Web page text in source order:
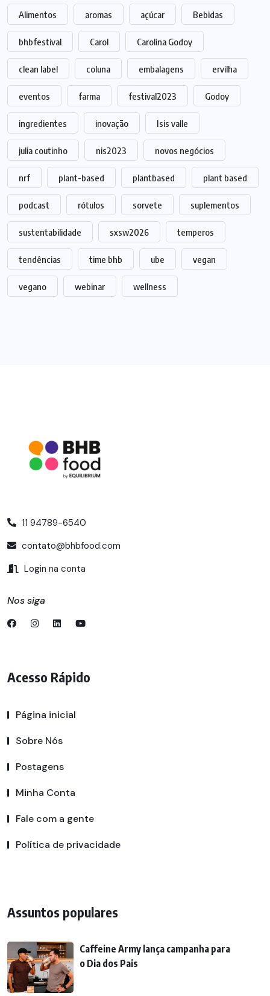
Alimentos aromas açúcar Bebidas
bhbfestival Carol Carolina Godoy
clean label coluna embalagens ervilha
eventos farma festival2023 Godoy
ingredientes inovação Isis valle
julia coutinho nis2023 novos negócios
nrf plant-based plantbased plant based
podcast rótulos sorvete suplementos
sustentabilidade sxsw2026 temperos
tendências time bhb ube vegan
vegano webinar wellness
11 94789-6540
contato@bhbfood.com
Login na conta
Nos siga
Acesso Rápido
Página inicial
Sobre Nós
Postagens
Minha Conta
Fale com a gente
Política de privacidade
Assuntos populares
Caffeine Army lança campanha para
o Dia dos Pais